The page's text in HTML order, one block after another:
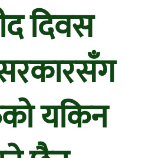
दिवस
यकिन